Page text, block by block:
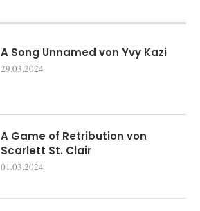
A Song Unnamed von Yvy Kazi
29.03.2024
A Game of Retribution von
Scarlett St. Clair
01.03.2024